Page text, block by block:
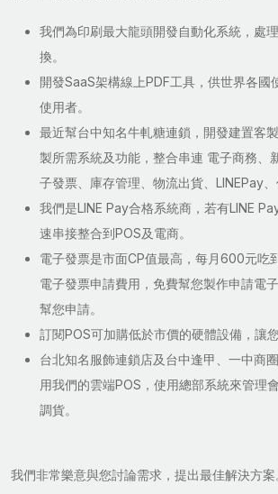
我們為印刷最大龍頭開發自動化系統，處
換。
開發SaaS架構線上PDF工具，供世界各國
使用者。
最近幫台中知名牛軋糖連鎖，開發建置客
製所需系統及功能，整合串連 電子商務、
子發票、庫存管理、物流出貨、LINEPay、
我們是LINE Pay合格系統商，若有LINE
速串接整合到POS及電商。
電子發票是市面CP值最高，每月600元吃
電子發票申請費用，免費幫您製作申請電
幫您申請。
訂閱POS可加購低於市價的硬體設備，讓您
台北知名服飾連鎖店及台中逢甲、一中商
用我們的雲端POS，使用總部系統來管理
調貨。
我們非常樂意與您討論需求，提出最佳解決方案